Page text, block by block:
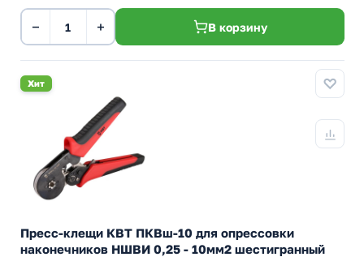
− + В корзину
Хит
Пресс-клещи КВТ ПКВш-10 для опрессовки
наконечников НШВИ 0,25 - 10мм2 шестигранный